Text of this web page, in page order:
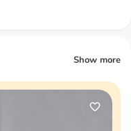
Show more